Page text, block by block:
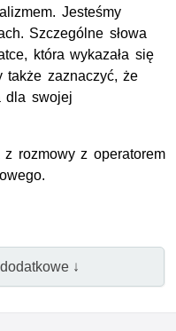
Jesteśmy
Szczególne słowa
która wykazała się
także zaznaczyć, że
dla swojej
z rozmowy z operatorem
↓